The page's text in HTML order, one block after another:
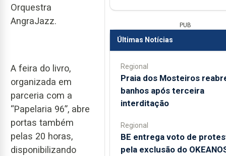
Orquestra
AngraJazz.
A feira do livro,
organizada em
parceria com a
“Papelaria 96”, abre
portas também
pelas 20 horas,
disponibilizando
PUB
Últimas Notícias
Regional
Praia dos Mosteiros
banhos após terceira
interditação
Regional
BE entrega voto de
pela exclusão do